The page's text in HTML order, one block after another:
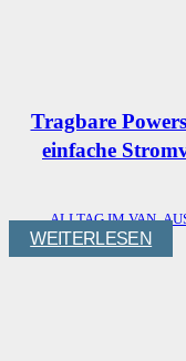
Tragbare
einfache
ALLTAG IM VAN,
WEITERLESEN